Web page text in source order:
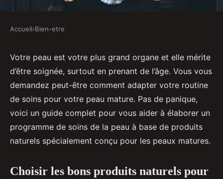
Comment élaborer un
programme de soins de la peau à
base de produits naturels pour
les peaux matures ?
Jean• 3 avril 2024•3 min de lecture
Accueil›Bien-etre
Votre peau est votre plus grand organe et elle mérite
d’être soignée, surtout en prenant de l’âge. Vous vous
demandez peut-être comment adapter votre routine
de soins pour votre peau mature. Pas de panique,
voici un guide complet pour vous aider à élaborer un
programme de soins de la peau à base de produits
naturels spécialement conçu pour les peaux matures.
Choisir les bons produits naturels pour